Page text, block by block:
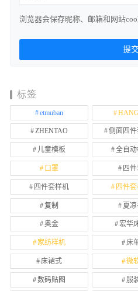
浏览器会保存昵称、邮箱和网站
标签
etmuban
ZHENTAO 侧面四
儿童模板 全自动
口罩 四
四件套样机 四件
复制 夏
奥金 宏华
家纺样机 床
床裙式 微
数码贴图 服